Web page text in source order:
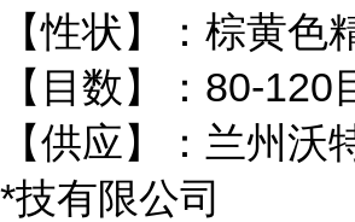
【性状】：棕黄色
【目数】：80-120
【供应】：兰州沃
*技有限公司